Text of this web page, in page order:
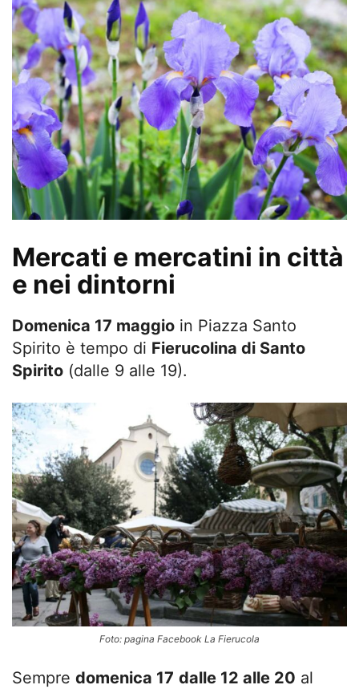
Mercati e mercatini in città
e nei dintorni
Domenica 17 maggio in Piazza Santo
Spirito è tempo di Fierucolina di Santo
Spirito (dalle 9 alle 19).
Foto: pagina Facebook La Fierucola
Sempre domenica 17 dalle 12 alle 20 al